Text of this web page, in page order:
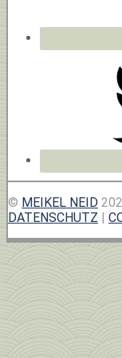
© MEIKEL NEID
DATENSCHUTZ